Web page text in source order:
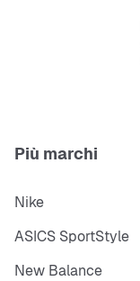
Più marchi
Nike
ASICS SportStyle
New Balance